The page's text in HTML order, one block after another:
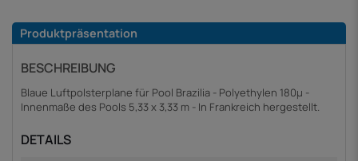
Produktpräsentation
BESCHREIBUNG
Blaue Luftpolsterplane für Pool Brazilia - Polyethylen 180µ -
Innenmaße des Pools 5,33 x 3,33 m - In Frankreich hergestellt.
DETAILS